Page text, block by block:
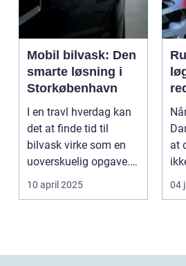
Mobil bilvask: Den
smarte løsning i
Storkøbenhavn
I en travl hverdag kan
det at finde tid til
bilvask virke som en
uoverskuelig opgave.
Især i S...
10 april 2025
at
04